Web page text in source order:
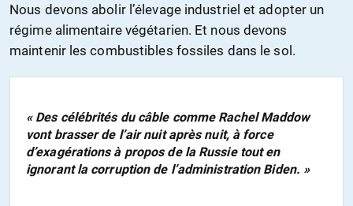
Nous devons abolir l’élevage industriel et adopter un
régime alimentaire végétarien. Et nous devons
maintenir les combustibles fossiles dans le sol.
« Des célébrités du câble comme Rachel Maddow
vont brasser de l’air nuit après nuit, à force
d’exagérations à propos de la Russie tout en
ignorant la corruption de l’administration Biden. »